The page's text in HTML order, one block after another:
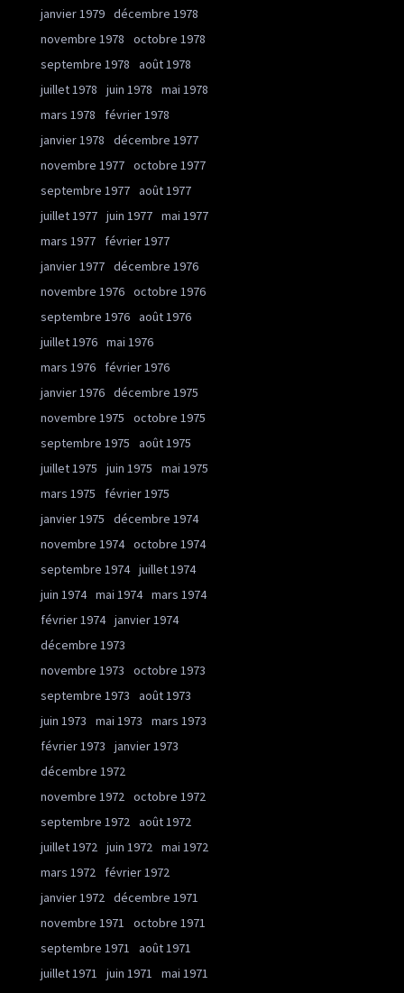
janvier 1979 décembre 1978
novembre 1978
octobre 1978
septembre 1978
août 1978
juillet 1978
juin 1978
mai 1978
mars 1978
février 1978
janvier 1978
décembre 1977
novembre 1977 octobre 1977
septembre 1977 août 1977
juillet 1977 juin 1977 mai 1977
mars 1977
février 1977
janvier 1977 décembre 1976
novembre 1976 octobre 1976
septembre 1976 août 1976
juillet 1976 mai 1976
mars 1976
février 1976
janvier 1976 décembre 1975
novembre 1975
octobre 1975
septembre 1975
août 1975
juillet 1975
juin 1975
mai 1975
mars 1975
février 1975
janvier 1975
décembre 1974
novembre 1974 octobre 1974
septembre 1974 juillet 1974
juin 1974 mai 1974 mars 1974
février 1974 janvier 1974
décembre 1973
novembre 1973
octobre 1973
septembre 1973
août 1973
juin 1973
mai 1973
mars 1973
février 1973
janvier 1973
décembre 1972
novembre 1972 octobre 1972
septembre 1972 août 1972
juillet 1972 juin 1972 mai 1972
mars 1972
février 1972
janvier 1972 décembre 1971
novembre 1971
octobre 1971
septembre 1971
août 1971
juillet 1971
juin 1971
mai 1971